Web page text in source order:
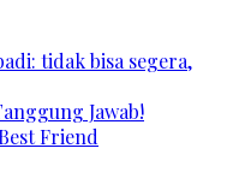
tidak bisa segera,
Jawab!
Friend